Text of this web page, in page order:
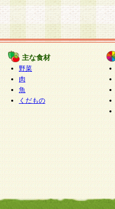
主な食材
野菜
肉
魚
くだもの